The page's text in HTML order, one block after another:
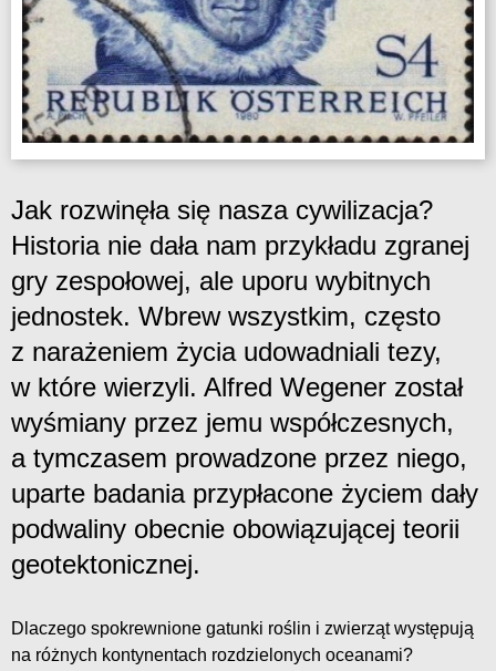
Jak rozwinęła się nasza cywilizacja?
Historia nie dała nam przykładu zgranej
gry zespołowej, ale uporu wybitnych
jednostek. Wbrew wszystkim, często
z narażeniem życia udowadniali tezy,
w które wierzyli. Alfred Wegener został
wyśmiany przez jemu współczesnych,
a tymczasem prowadzone przez niego,
uparte badania przypłacone życiem dały
podwaliny obecnie obowiązującej teorii
geotektonicznej.
Dlaczego spokrewnione gatunki roślin i zwierząt występują
na różnych kontynentach rozdzielonych oceanami?